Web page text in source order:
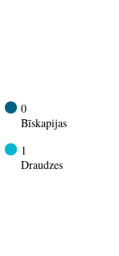
0
Bīskapijas
1
Draudzes